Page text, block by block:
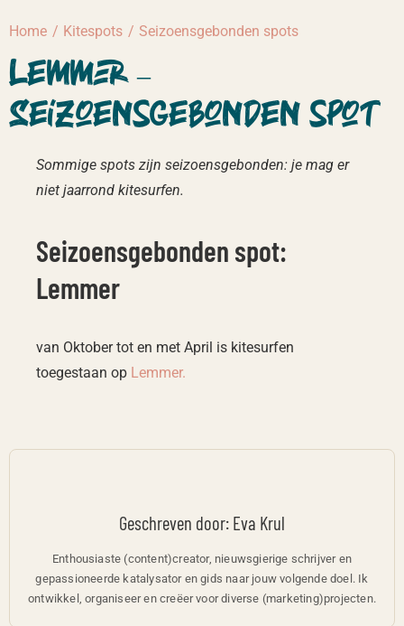
Home Kitespots Seizoensgebonden spots
Lemmer –
Seizoensgebonden spot
Sommige spots zijn seizoensgebonden: je mag er
niet jaarrond kitesurfen.
Seizoensgebonden spot:
Lemmer
van Oktober tot en met April is kitesurfen
toegestaan op Lemmer.
Geschreven door: Eva Krul
Enthousiaste (content)creator, nieuwsgierige schrijver en
gepassioneerde katalysator en gids naar jouw volgende doel. Ik
ontwikkel, organiseer en creëer voor diverse (marketing)projecten.